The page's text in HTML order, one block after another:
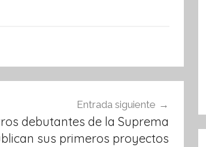
Entrada siguiente
debutantes de la Suprema
sus primeros proyectos